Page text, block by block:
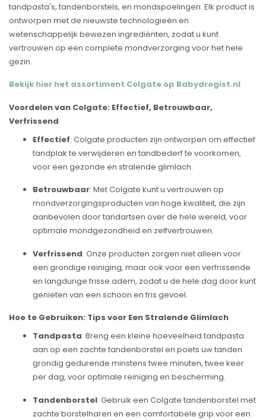
tandpasta's, tandenborstels, en mondspoelingen. Elk product is
ontworpen met de nieuwste technologieën en
wetenschappelijk bewezen ingrediënten, zodat u kunt
vertrouwen op een complete mondverzorging voor het hele
gezin.
Bekijk hier het assortiment Colgate op Babydrogist.nl
Voordelen van Colgate: Effectief, Betrouwbaar,
Verfrissend
Effectief: Colgate producten zijn ontworpen om effectief
tandplak te verwijderen en tandbederf te voorkomen,
voor een gezonde en stralende glimlach.
Betrouwbaar: Met Colgate kunt u vertrouwen op
mondverzorgingsproducten van hoge kwaliteit, die zijn
aanbevolen door tandartsen over de hele wereld, voor
optimale mondgezondheid en zelfvertrouwen.
Verfrissend: Onze producten zorgen niet alleen voor
een grondige reiniging, maar ook voor een verfrissende
en langdurige frisse adem, zodat u de hele dag door kunt
genieten van een schoon en fris gevoel.
Hoe te Gebruiken: Tips voor Een Stralende Glimlach
Tandpasta: Breng een kleine hoeveelheid tandpasta
aan op een zachte tandenborstel en poets uw tanden
grondig gedurende minstens twee minuten, twee keer
per dag, voor optimale reiniging en bescherming.
Tandenborstel: Gebruik een Colgate tandenborstel met
zachte borstelharen en een comfortabele grip voor een